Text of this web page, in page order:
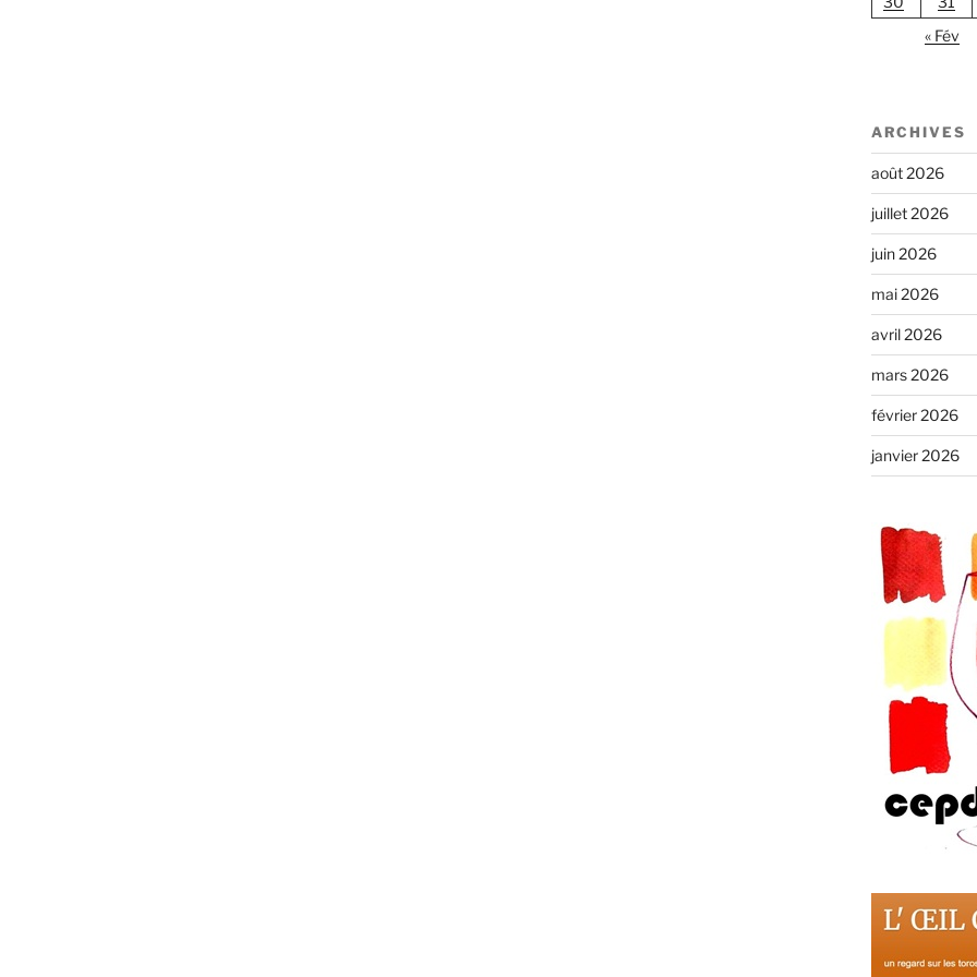
« Fév
ARCHIVES
août 2026
juillet 2026
juin 2026
mai 2026
avril 2026
mars 2026
février 2026
janvier 2026